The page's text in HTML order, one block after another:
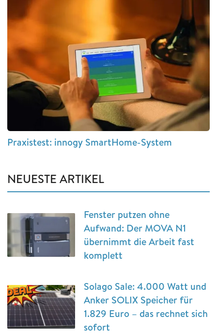
Praxistest: innogy SmartHome-System
NEUESTE ARTIKEL
Fenster putzen ohne
Aufwand: Der MOVA N1
übernimmt die Arbeit fast
komplett
Solago Sale: 4.000 Watt und
Anker SOLIX Speicher für
1.829 Euro – das rechnet sich
sofort